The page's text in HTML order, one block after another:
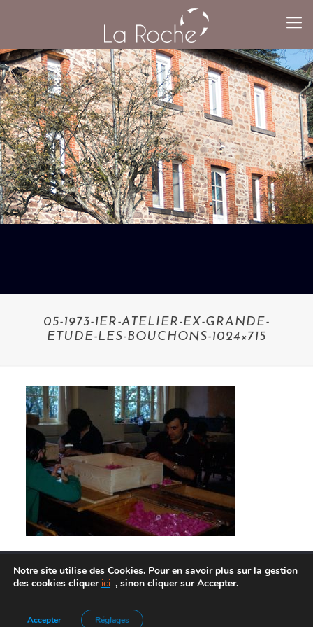
05-1973-1ER-ATELIER-EX-GRANDE-
ETUDE-LES-BOUCHONS-1024×715
Agence de Communication :
Notre site utilise des Cookies. Pour en savoir plus sur la gestion
des cookies cliquer ici , sinon cliquer sur Accepter.
Accepter Réglages